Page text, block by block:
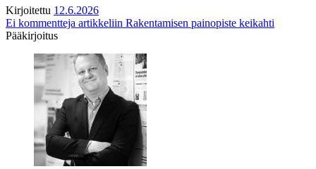
Kirjoitettu 12.6.2026
Ei kommentteja artikkeliin Rakentamisen painopiste keikahti
Pääkirjoitus